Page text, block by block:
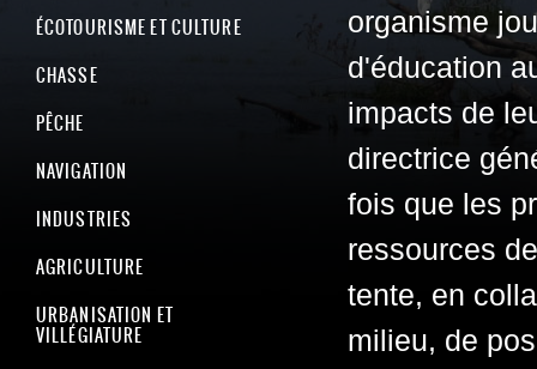
ÉCOTOURISME ET CULTURE
CHASSE
PÊCHE
NAVIGATION
INDUSTRIES
AGRICULTURE
URBANISATION ET
VILLÉGIATURE
organisme
d'éducation
impacts de
directrice
fois que les
ressources
tente, en
milieu, de